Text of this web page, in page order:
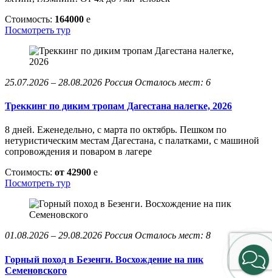
Стоимость: 164000 e
Посмотреть тур
25.07.2026 – 28.08.2026 Россия Осталось мест: 6
Треккинг по диким тропам Дагестана налегке, 2026
8 дней. Еженедельно, с марта по октябрь. Пешком по
нетуристическим местам Дагестана, с палатками, с машиной
сопровождения и поваром в лагере
Стоимость: от 42900 e
Посмотреть тур
01.08.2026 – 29.08.2026 Россия Осталось мест: 8
Горный поход в Безенги. Восхождение на пик
Семеновского